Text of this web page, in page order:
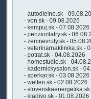
- autodielne.sk -
- von.sk - 09.08.2026
- kempuj.sk - 07.08.2026
- penziontatry.sk -
- zemnevruty.sk -
- veterinarnaklinika.sk -
- potrat.sk - 04.08.2026
- homestudio.sk -
- kadernickysalon.sk -
- sperkar.sk - 03.08.2026
- welten.sk - 02.08.2026
-
- kladivo.sk - 01.08.2026